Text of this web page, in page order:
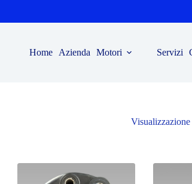
Home Azienda Motori Servizi